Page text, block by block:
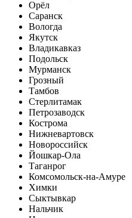
Орёл
Саранск
Вологда
Якутск
Владикавказ
Подольск
Мурманск
Грозный
Тамбов
Стерлитамак
Петрозаводск
Кострома
Нижневартовск
Новороссийск
Йошкар-Ола
Таганрог
Комсомольск-на-Амуре
Химки
Сыктывкар
Нальчик